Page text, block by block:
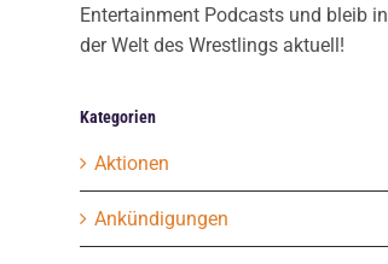
Entertainment Podcasts und bleib in
der Welt des Wrestlings aktuell!
Kategorien
Aktionen
Ankündigungen